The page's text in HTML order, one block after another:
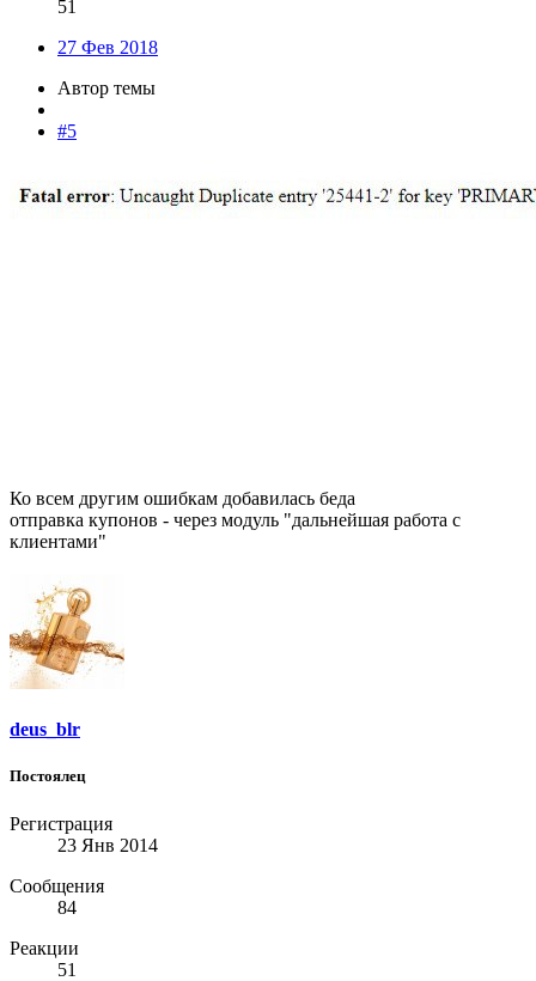
51
27 Фев 2018
Автор темы
#5
Ко всем другим ошибкам добавилась беда
отправка купонов - через модуль "дальнейшая работа с
клиентами"
deus_blr
Постоялец
Регистрация
23 Янв 2014
Сообщения
84
Реакции
51